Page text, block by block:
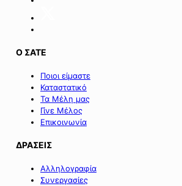
Ο ΣΑΤΕ
Ποιοι είμαστε
Καταστατικό
Τα Μέλη μας
Γίνε Μέλος
Επικοινωνία
ΔΡΑΣΕΙΣ
Αλληλογραφία
Συνεργασίες